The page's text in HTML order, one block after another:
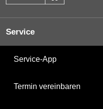
Service
Service-App
Termin vereinbaren